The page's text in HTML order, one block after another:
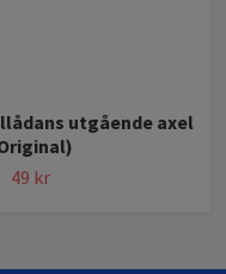
utgående axel
49 kr